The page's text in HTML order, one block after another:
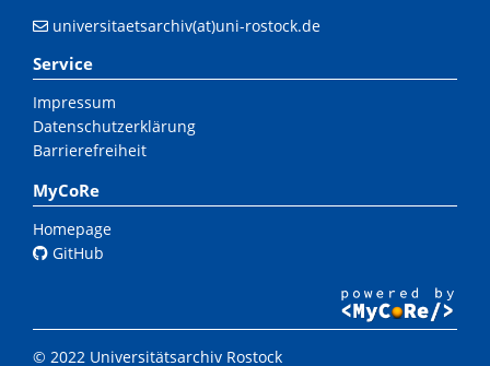
universitaetsarchiv(at)uni-rostock.de
Service
Impressum
Datenschutzerklärung
Barrierefreiheit
MyCoRe
Homepage
GitHub
© 2022 Universitätsarchiv Rostock